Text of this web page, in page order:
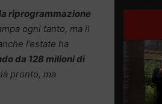
riprogrammazione
ogni tanto, ma il
l’estate ha
da 128 milioni di
pronto, ma